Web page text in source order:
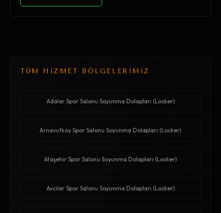
TÜM HİZMET BÖLGELERİMİZ
Adalar Spor Salonu Soyunma Dolapları (Locker)
Arnavutköy Spor Salonu Soyunma Dolapları (Locker)
Ataşehir Spor Salonu Soyunma Dolapları (Locker)
Avcılar Spor Salonu Soyunma Dolapları (Locker)